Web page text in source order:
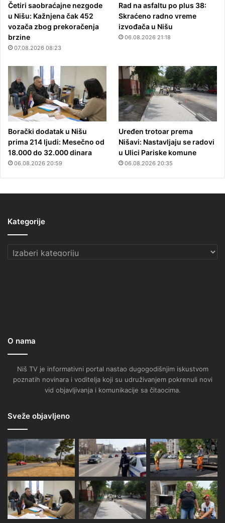
Četiri saobraćajne nezgode
u Nišu: Kažnjena čak 452
vozača zbog prekoračenja
brzine
07.08.2026 08:23
Rad na asfaltu po plus 38:
Skraćeno radno vreme
izvođača u Nišu
06.08.2026 21:18
Borački dodatak u Nišu
prima 214 ljudi: Mesečno od
18.000 do 32.000 dinara
06.08.2026 20:59
Uređen trotoar prema
Nišavi: Nastavljaju se radovi
u Ulici Pariske komune
06.08.2026 20:35
Kategorije
Kategorije
O nama
Niš TV je informativni portal nastao dugogodišnjim iskustvom
poznatih novinara i voditelja koji su udruživanjem pokrenuli novi
vid objavljivanja i komunikacije sa čitaocima.
Sveže objavljeno